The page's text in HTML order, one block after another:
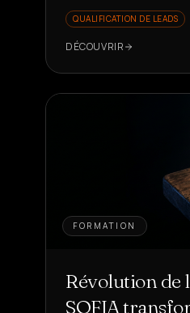
QUALIFICATION DE LEADS
DÉCOUVRIR
FORMATION
Révolution de
SOFIA